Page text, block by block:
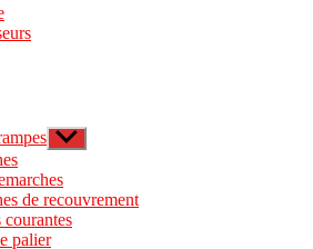
Afficher
le
menu
de recouvrement
palier